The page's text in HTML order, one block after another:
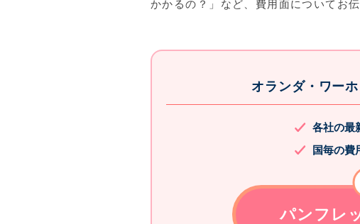
かかるの？」など、費用面についてお伝
オランダ・ワー
各社の最
国毎の費
パンフレ